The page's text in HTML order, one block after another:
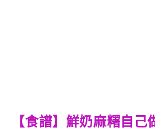
【食譜】鮮奶麻糬自己